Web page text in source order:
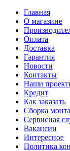
Главная
О магазине
Оплата
Доставка
Гарантия
Новости
Контакты
Наши
Кредит
Как заказать
Сборка
Сервисная
Вакансии
Интересное
Политика